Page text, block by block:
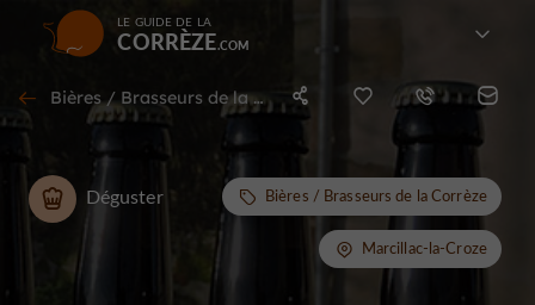
LE GUIDE DE LA
CORRÈZE
Bières / Brasseurs de la Corrèze à Marcillac-la-Croze
Déguster Bières / Brasseurs de la Corrèze
Marcillac-la-Croze